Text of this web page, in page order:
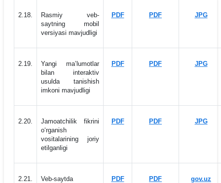
2.18.
Rasmiy veb-
saytning mobil
versiyasi mavjudligi
PDF PDF JPG
2.19.
Yangi maʼlumotlar
bilan interaktiv
usulda tanishish
imkoni mavjudligi
PDF PDF JPG
2.20.
Jamoatchilik fikrini
o‘rganish
vositalarining joriy
etilganligi
PDF PDF JPG
2.21.
Veb-saytda
PDF PDF
gov.uz